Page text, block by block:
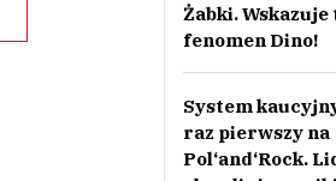
Żabki. Wskazuje
fenomen Dino!
System
raz pierwszy na
Pol‘and‘Rock.